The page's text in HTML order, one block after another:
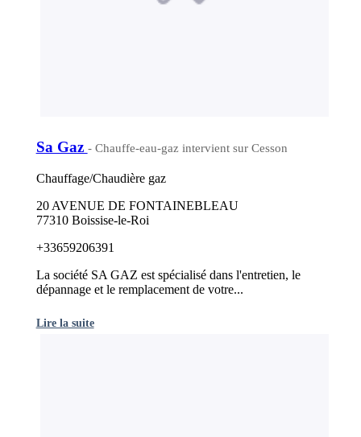
Sa Gaz - Chauffe-eau-gaz intervient sur Cesson
Chauffage/Chaudière gaz
20 AVENUE DE FONTAINEBLEAU
77310 Boissise-le-Roi
+33659206391
La société SA GAZ est spécialisé dans l'entretien, le
dépannage et le remplacement de votre...
Lire la suite